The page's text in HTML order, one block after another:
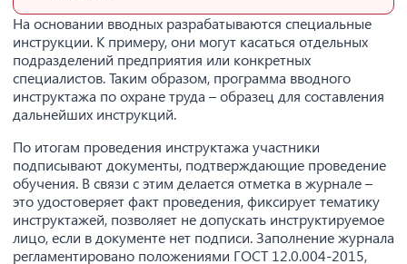
На основании вводных разрабатываются специальные
инструкции. К примеру, они могут касаться отдельных
подразделений предприятия или конкретных
специалистов. Таким образом, программа вводного
инструктажа по охране труда – образец для составления
дальнейших инструкций.
По итогам проведения инструктажа участники
подписывают документы, подтверждающие проведение
обучения. В связи с этим делается отметка в журнале –
это удостоверяет факт проведения, фиксирует тематику
инструктажей, позволяет не допускать инструктируемое
лицо, если в документе нет подписи. Заполнение журнала
регламентировано положениями ГОСТ 12.0.004-2015,